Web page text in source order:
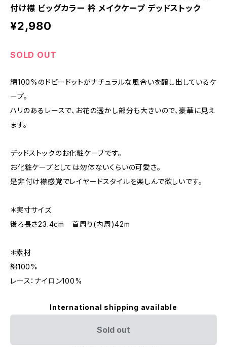
付け襟 ビッグカラー 衿 メイクケープ デッドストック
¥2,980
SOLD OUT
綿100%のドビードットがナチュラルな風合いを醸し出しているケ
ープ。
ハリのあるレースで、お花の透かし部分も大きいので、豪華に見え
ます。
デッドストックのお化粧ケープです。
お化粧ケープとしては勿体ないくらいの可愛さ。
是非付け襟感覚でレイヤードスタイルを楽しんで欲しいです。
＊実寸サイズ
後ろ長さ23.4cm 首周り(内周)42m
＊素材
綿100%
レース：ナイロン100%
International shipping available
Sold out